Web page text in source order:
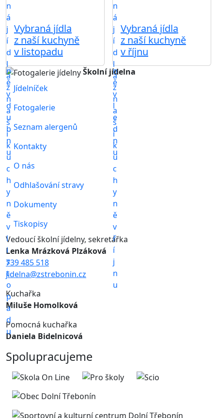
Vybraná jídla
z naší kuchyně
v listopadu
Vybraná jídla
z naší kuchyně
v říjnu
Školní jídelna
Jídelníček
Fotogalerie
Seznam alergenů
Kontakty
O nás
Odhlašování stravy
Dokumenty
Tiskopisy
Vedoucí školní jídelny, sekretářka
Lenka Mrázková Plzáková
739 485 518
jidelna@zstrebonin.cz
Kuchařka
Miluše Homolková
Pomocná kuchařka
Daniela Bidelnicová
Spolupracujeme